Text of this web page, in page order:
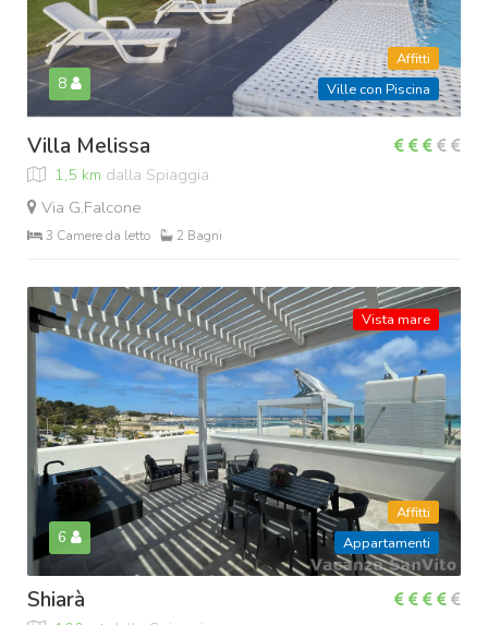
8
Affitti
Ville con Piscina
Villa Melissa
1,5 km dalla Spiaggia
Via G.Falcone
3 Camere da letto 2 Bagni
6
Affitti
Appartamenti
Vista mare
Shiarà